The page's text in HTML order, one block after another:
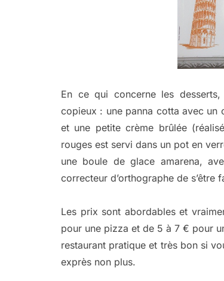
En ce qui concerne les
copieux : une panna cotta avec un
et une petite crème brûlée
rouges est servi dans un pot en
une boule de glace amarena,
correcteur d’orthographe de s’être
Les prix sont abordables et
pour une pizza et de 5 à 7 € pour
restaurant pratique et très bon si
exprès non plus.